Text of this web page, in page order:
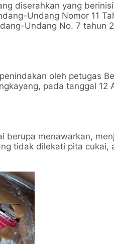
diserahkan yang
Undang Nomor 11
Undang No. 7 tahun
oleh petugas
pada tanggal 12
berupa menawarkan,
tidak dilekati pita cukai,